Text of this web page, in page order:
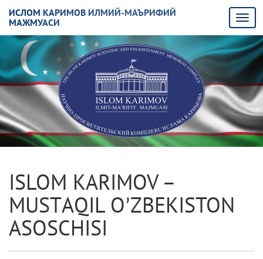
ИСЛОМ КАРИМОВ ИЛМИЙ-МАЪРИФИЙ
МАЖМУАСИ
ISLOM KАRIMOV –
MUSTАQIL OʼZBEKISTON
АSOSCHISI